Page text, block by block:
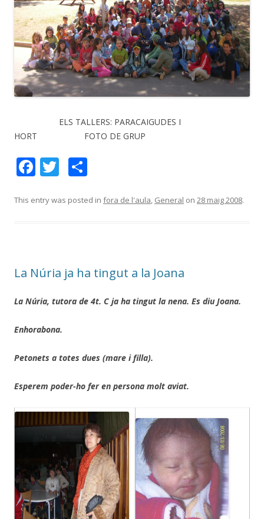
ELS TALLERS: PARACAIGUDES I
HORT FOTO DE GRUP
F
e
k
T
itt m
ix
This entry was posted in fora de l'aula, General on 28 maig 2008.
La Núria ja ha tingut a la Joana
La Núria, tutora de 4t. C ja ha tingut la nena. Es diu Joana.
Enhorabona.
Petonets a totes dues (mare i filla).
Esperem poder-ho fer en persona molt aviat.